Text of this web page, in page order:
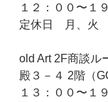
１２：００〜１
定休日 月、火
old Art 2F商談
殿３－４ 2階（
１３：００〜１